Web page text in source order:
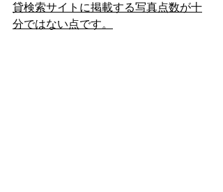
貸検索サイトに掲載する写真点数が十
分ではない点です。